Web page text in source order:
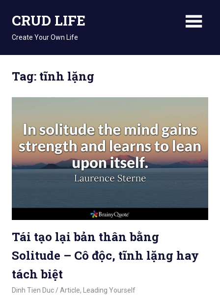
CRUD LIFE
Create Your Own Life
Tag: tĩnh lặng
Tái tạo lại bản thân bằng
Solitude – Cô độc, tĩnh lặng hay
tách biệt
March 5, 2020
Dinh Tien Duc Article, Leading Yourself